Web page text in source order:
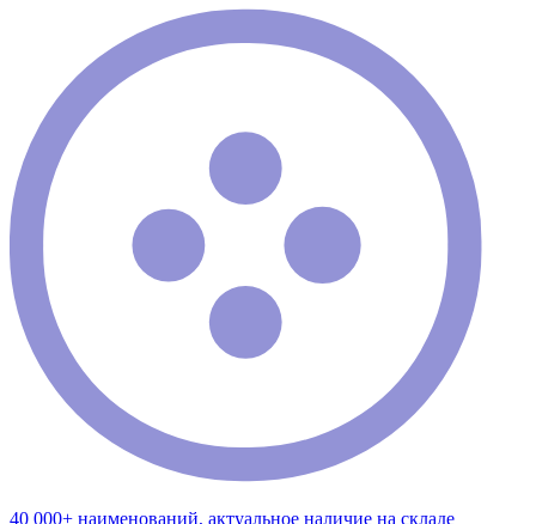
40 000+ наименований, актуальное наличие на складе